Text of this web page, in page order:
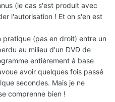
(le cas s'est produit avec
l'autorisation ! Et on s'en est
(pas en droit) entre un
au milieu d'un DVD de
entièrement à base
avoir quelques fois passé
secondes. Mais je ne
comprenne bien !